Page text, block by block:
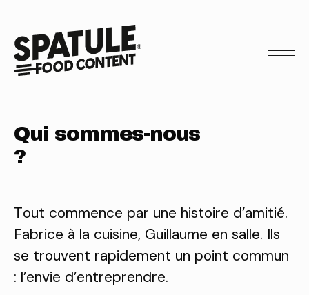
Qui sommes-nous
?
Tout commence par une histoire d’amitié.
Fabrice à la cuisine, Guillaume en salle. Ils
se trouvent rapidement un point commun
: l’envie d’entreprendre.